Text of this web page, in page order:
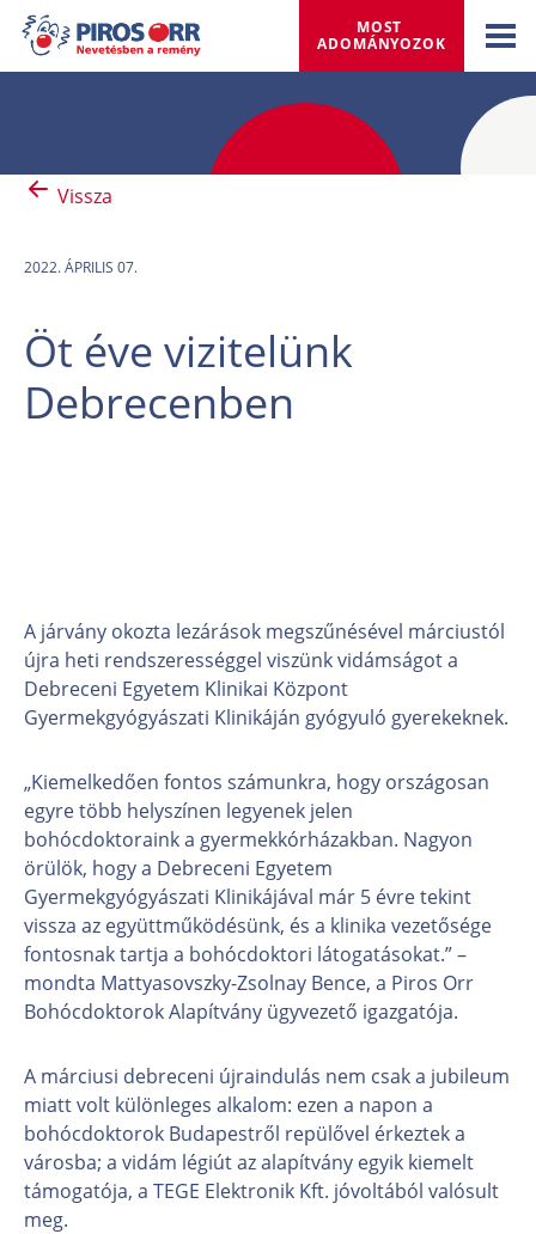
MOST
ADOMÁNYOZOK
Vissza
2022. ÁPRILIS 07.
Öt éve vizitelünk
Debrecenben
A járvány okozta lezárások megszűnésével márciustól
újra heti rendszerességgel viszünk vidámságot a
Debreceni Egyetem Klinikai Központ
Gyermekgyógyászati Klinikáján gyógyuló gyerekeknek.
„Kiemelkedően fontos számunkra, hogy országosan
egyre több helyszínen legyenek jelen
bohócdoktoraink a gyermekkórházakban. Nagyon
örülök, hogy a Debreceni Egyetem
Gyermekgyógyászati Klinikájával már 5 évre tekint
vissza az együttműködésünk, és a klinika vezetősége
fontosnak tartja a bohócdoktori látogatásokat.” –
mondta Mattyasovszky-Zsolnay Bence, a Piros Orr
Bohócdoktorok Alapítvány ügyvezető igazgatója.
A márciusi debreceni újraindulás nem csak a jubileum
miatt volt különleges alkalom: ezen a napon a
bohócdoktorok Budapestről repülővel érkeztek a
városba; a vidám légiút az alapítvány egyik kiemelt
támogatója, a TEGE Elektronik Kft. jóvoltából valósult
meg.